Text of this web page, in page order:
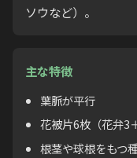
ソウなど）。
主な特徴
葉脈が平行
花被片6枚（花弁3
根茎や球根をもつ